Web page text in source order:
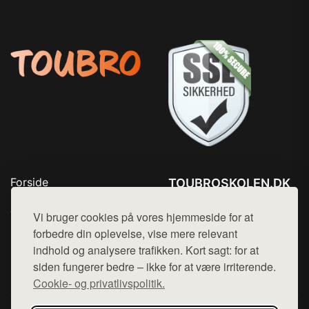
Vi bruger cookies på vores hjemmeside for at
forbedre din oplevelse, vise mere relevant
indhold og analysere trafikken. Kort sagt: for at
siden fungerer bedre – ikke for at være irriterende.
Cookie- og privatlivspolitik.
Forside
Top Rabatter
Blog
Kontakt
TOUBROSKOLEN.DK
Mail: hej@want.dk
Cookie- og privatlivspolitik